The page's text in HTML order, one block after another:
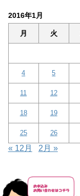
2016年1月
月 火
4 5
11 12
18 19
25 26
« 12月 2月 »